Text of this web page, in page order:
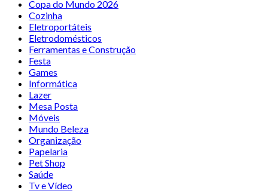
Copa do Mundo 2026
Cozinha
Eletroportáteis
Eletrodomésticos
Ferramentas e Construção
Festa
Games
Informática
Lazer
Mesa Posta
Móveis
Mundo Beleza
Organização
Papelaria
Pet Shop
Saúde
Tv e Vídeo